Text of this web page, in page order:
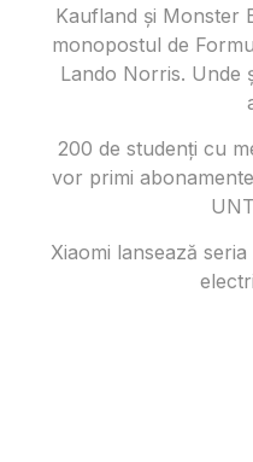
Kaufland și Monster
monopostul de
Lando Norris. Unde
200 de studenți cu
vor primi
Xiaomi lansează